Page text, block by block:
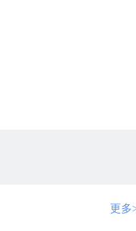
司不断壮大；以东莞更多